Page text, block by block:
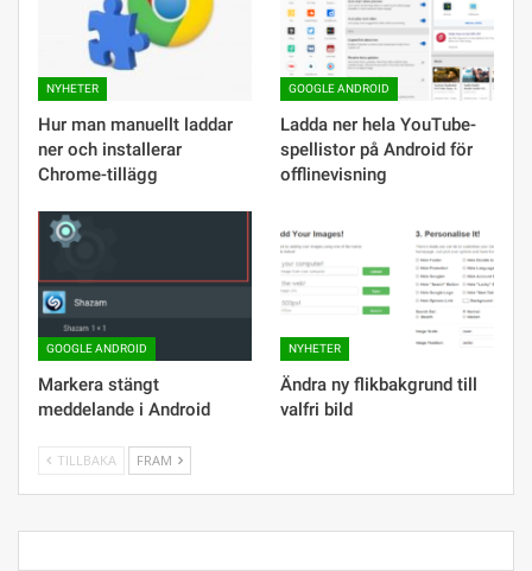
NYHETER
Hur man manuellt laddar
ner och installerar
Chrome-tillägg
GOOGLE ANDROID
Ladda ner hela YouTube-
spellistor på Android för
offlinevisning
GOOGLE ANDROID
Markera stängt
meddelande i Android
NYHETER
Ändra ny flikbakgrund till
valfri bild
TILLBAKA FRAM